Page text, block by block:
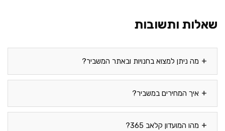
שאלות ותשובות
מה ניתן למצוא בחנויות ובאתר המשביר?
איך המחירים במשביר?
מהו המועדון קלאב 365?